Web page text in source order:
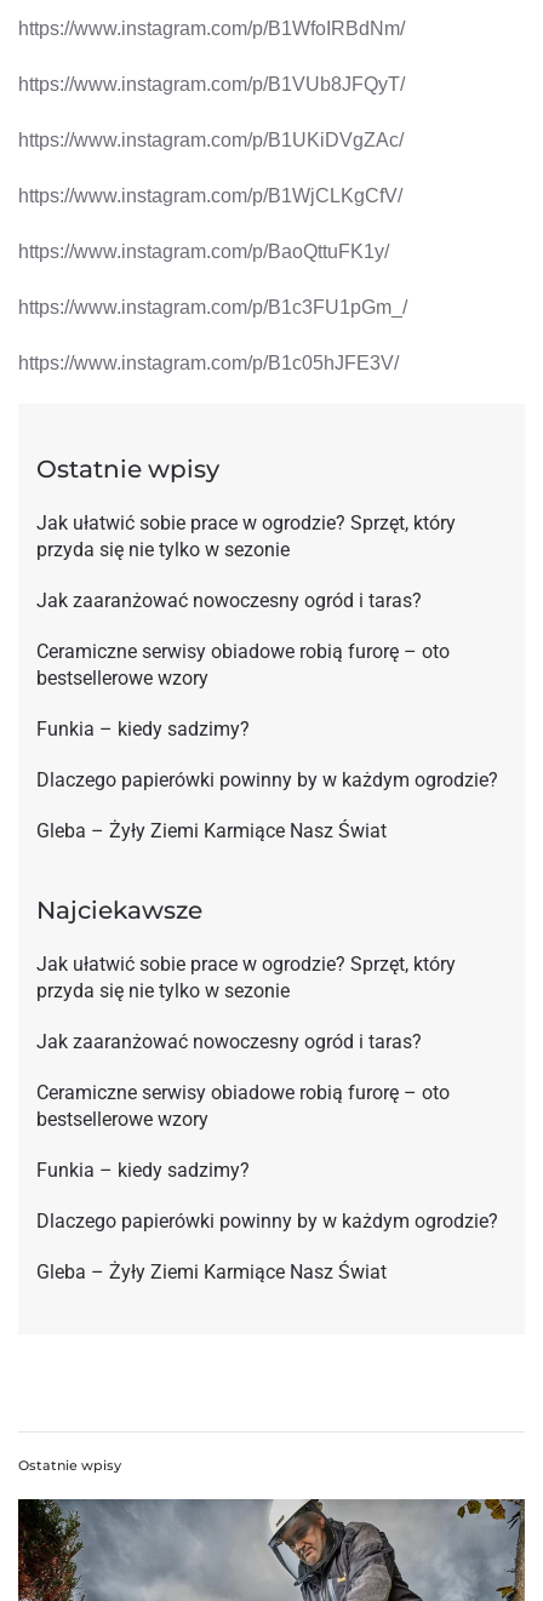
https://www.instagram.com/p/B1WfoIRBdNm/
https://www.instagram.com/p/B1VUb8JFQyT/
https://www.instagram.com/p/B1UKiDVgZAc/
https://www.instagram.com/p/B1WjCLKgCfV/
https://www.instagram.com/p/BaoQttuFK1y/
https://www.instagram.com/p/B1c3FU1pGm_/
https://www.instagram.com/p/B1c05hJFE3V/
Ostatnie wpisy
Jak ułatwić sobie prace w ogrodzie? Sprzęt, który
przyda się nie tylko w sezonie
Jak zaaranżować nowoczesny ogród i taras?
Ceramiczne serwisy obiadowe robią furorę – oto
bestsellerowe wzory
Funkia – kiedy sadzimy?
Dlaczego papierówki powinny by w każdym ogrodzie?
Gleba – Żyły Ziemi Karmiące Nasz Świat
Najciekawsze
Jak ułatwić sobie prace w ogrodzie? Sprzęt, który
przyda się nie tylko w sezonie
Jak zaaranżować nowoczesny ogród i taras?
Ceramiczne serwisy obiadowe robią furorę – oto
bestsellerowe wzory
Funkia – kiedy sadzimy?
Dlaczego papierówki powinny by w każdym ogrodzie?
Gleba – Żyły Ziemi Karmiące Nasz Świat
Ostatnie wpisy